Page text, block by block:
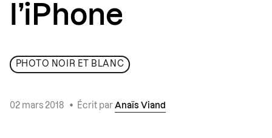
l’iPhone
PHOTO NOIR ET BLANC
02 mars 2018 • Écrit par Anaïs Viand